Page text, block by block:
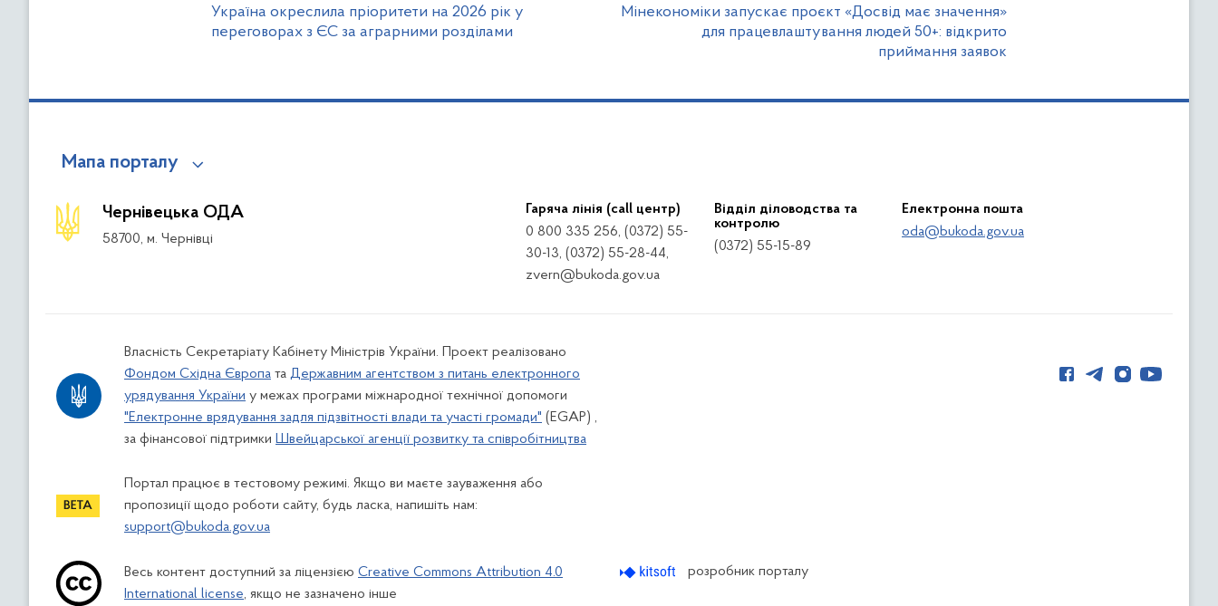
Україна окреслила пріоритети на 2026 рік у
переговорах з ЄС за аграрними розділами
Мінекономіки запускає проєкт «Досвід має значення»
для працевлаштування людей 50+: відкрито
приймання заявок
Мапа порталу
Чернівецька ОДА
58700, м. Чернівці
Гаряча лінія (call центр)
0 800 335 256, (0372) 55-
30-13, (0372) 55-28-44,
zvern@bukoda.gov.ua
Відділ діловодства та
контролю
(0372) 55-15-89
Електронна пошта
oda@bukoda.gov.ua
Власність Секретаріату Кабінету Міністрів України. Проект реалізовано
Фондом Східна Європа та Державним агентством з питань електронного
урядування України у межах програми міжнародної технічної допомоги
"Електронне врядування задля підзвітності влади та участі громади" (EGAP) ,
за фінансової підтримки Швейцарської агенції розвитку та співробітництва
Портал працює в тестовому режимі. Якщо ви маєте зауваження або
пропозиції щодо роботи сайту, будь ласка, напишіть нам:
support@bukoda.gov.ua
Весь контент доступний за ліцензією Creative Commons Attribution 4.0
International license, якщо не зазначено інше
розробник порталу